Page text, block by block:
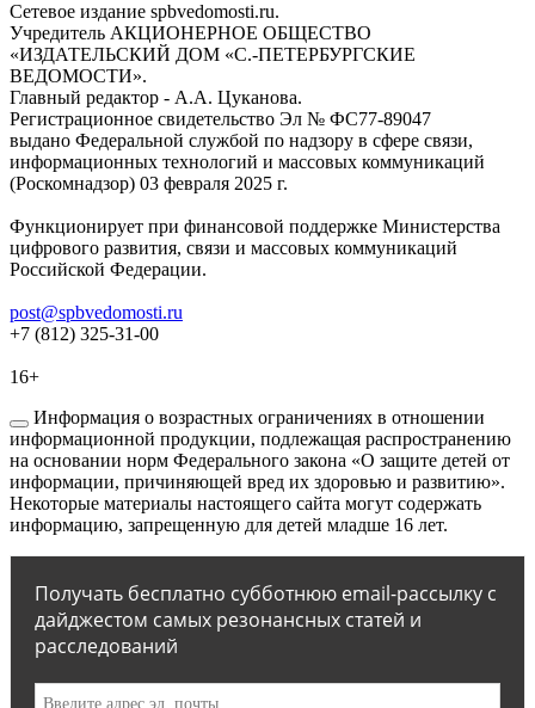
Сетевое издание spbvedomosti.ru.
Учредитель АКЦИОНЕРНОЕ ОБЩЕСТВО
«ИЗДАТЕЛЬСКИЙ ДОМ «С.-ПЕТЕРБУРГСКИЕ
ВЕДОМОСТИ».
Главный редактор - А.А. Цуканова.
Регистрационное свидетельство Эл № ФС77-89047
выдано Федеральной службой по надзору в сфере связи,
информационных технологий и массовых коммуникаций
(Роскомнадзор) 03 февраля 2025 г.
Функционирует при финансовой поддержке Министерства
цифрового развития, связи и массовых коммуникаций
Российской Федерации.
post@spbvedomosti.ru
+7 (812) 325-31-00
16+
Информация о возрастных ограничениях в отношении
информационной продукции, подлежащая распространению
на основании норм Федерального закона «О защите детей от
информации, причиняющей вред их здоровью и развитию».
Некоторые материалы настоящего сайта могут содержать
информацию, запрещенную для детей младше 16 лет.
Получать бесплатно субботнюю email-рассылку с
дайджестом самых резонансных статей и
расследований